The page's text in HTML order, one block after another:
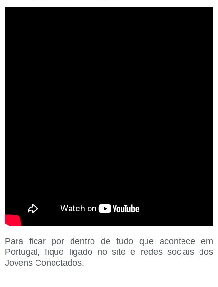
Para ficar por dentro de tudo que acontece em
Portugal, fique ligado no site e redes sociais dos
Jovens Conectados.